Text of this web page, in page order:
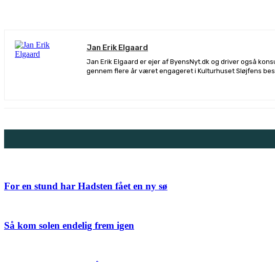
Jan Erik Elgaard
Jan Erik Elgaard er ejer af ByensNyt.dk og driver også
gennem flere år været engageret i Kulturhuset Sløjfens
For en stund har Hadsten fået en ny sø
Så kom solen endelig frem igen